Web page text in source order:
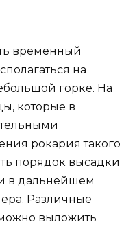
временный
на
горке. На
которые в
рокария такого
порядок высадки
в дальнейшем
Различные
выложить